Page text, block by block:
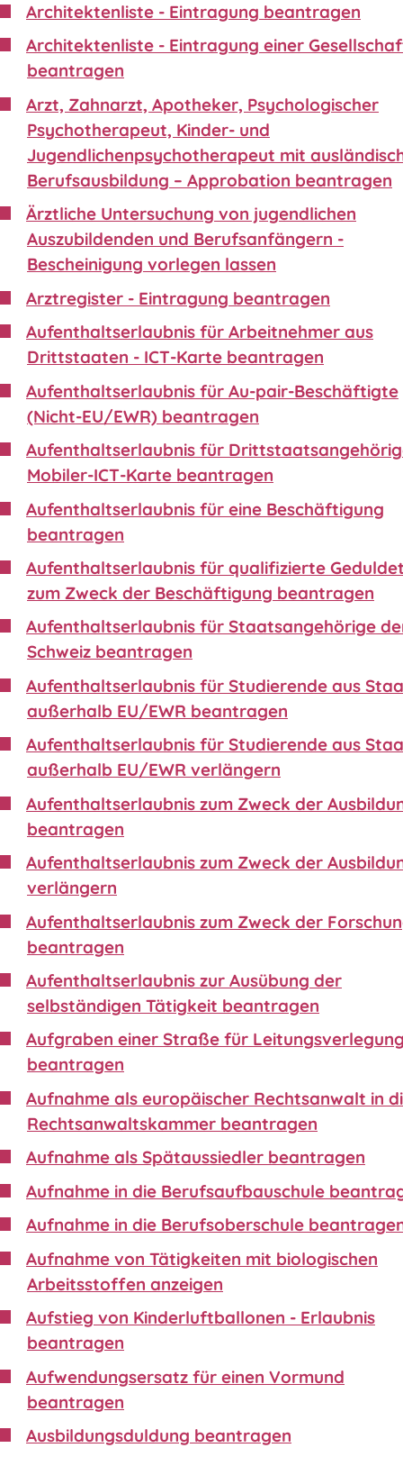
Architektenliste - Eintragung beantragen
Architektenliste - Eintragung einer
beantragen
Arzt, Zahnarzt, Apotheker, Psychologischer
Psychotherapeut, Kinder- und
Jugendlichenpsychotherapeut mit
Berufsausbildung – Approbation beantragen
Ärztliche Untersuchung von jugendlichen
Auszubildenden und Berufsanfängern -
Bescheinigung vorlegen lassen
Arztregister - Eintragung beantragen
Aufenthaltserlaubnis für Arbeitnehmer aus
Drittstaaten - ICT-Karte beantragen
Aufenthaltserlaubnis für Au-pair-Beschäftigte
(Nicht-EU/EWR) beantragen
Aufenthaltserlaubnis für
Mobiler-ICT-Karte beantragen
Aufenthaltserlaubnis für eine Beschäftigung
beantragen
Aufenthaltserlaubnis für qualifizierte
zum Zweck der Beschäftigung beantragen
Aufenthaltserlaubnis für Staatsangehörige
Schweiz beantragen
Aufenthaltserlaubnis für Studierende aus
außerhalb EU/EWR beantragen
Aufenthaltserlaubnis für Studierende aus
außerhalb EU/EWR verlängern
Aufenthaltserlaubnis zum Zweck der
beantragen
Aufenthaltserlaubnis zum Zweck der
verlängern
Aufenthaltserlaubnis zum Zweck der
beantragen
Aufenthaltserlaubnis zur Ausübung der
selbständigen Tätigkeit beantragen
Aufgraben einer Straße für
beantragen
Aufnahme als europäischer Rechtsanwalt in
Rechtsanwaltskammer beantragen
Aufnahme als Spätaussiedler beantragen
Aufnahme in die Berufsaufbauschule
Aufnahme in die Berufsoberschule
Aufnahme von Tätigkeiten mit biologischen
Arbeitsstoffen anzeigen
Aufstieg von Kinderluftballonen - Erlaubnis
beantragen
Aufwendungsersatz für einen Vormund
beantragen
Ausbildungsduldung beantragen